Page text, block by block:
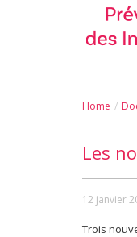
Home
Les
12 janvier
Trois